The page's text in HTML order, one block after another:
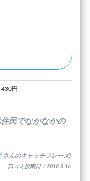
430円
民でなかなかの
さんのキャッチフレーズ)
口コミ投稿日：2018.8.16